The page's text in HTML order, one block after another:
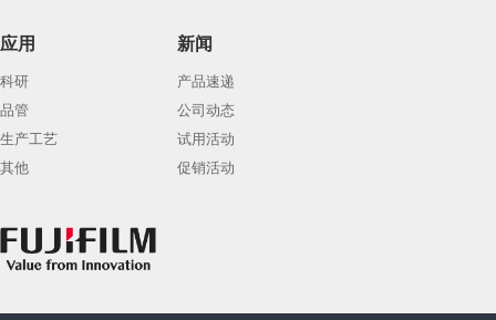
应用
科研
品管
生产工艺
其他
新闻
产品速递
公司动态
试用活动
促销活动